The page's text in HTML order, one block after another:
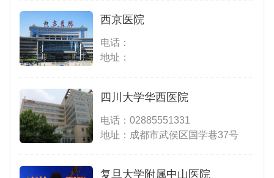
西京医院
电话：
地址：
四川大学华西医院
电话： 02885551331
地址：成都市武侯区国学巷37号
复旦大学附属中山医院